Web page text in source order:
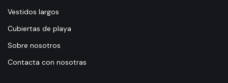
Vestidos largos
Cubiertas de playa
Sobre nosotros
Contacta con nosotras